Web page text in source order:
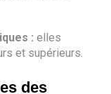
: elles
et supérieurs.
des